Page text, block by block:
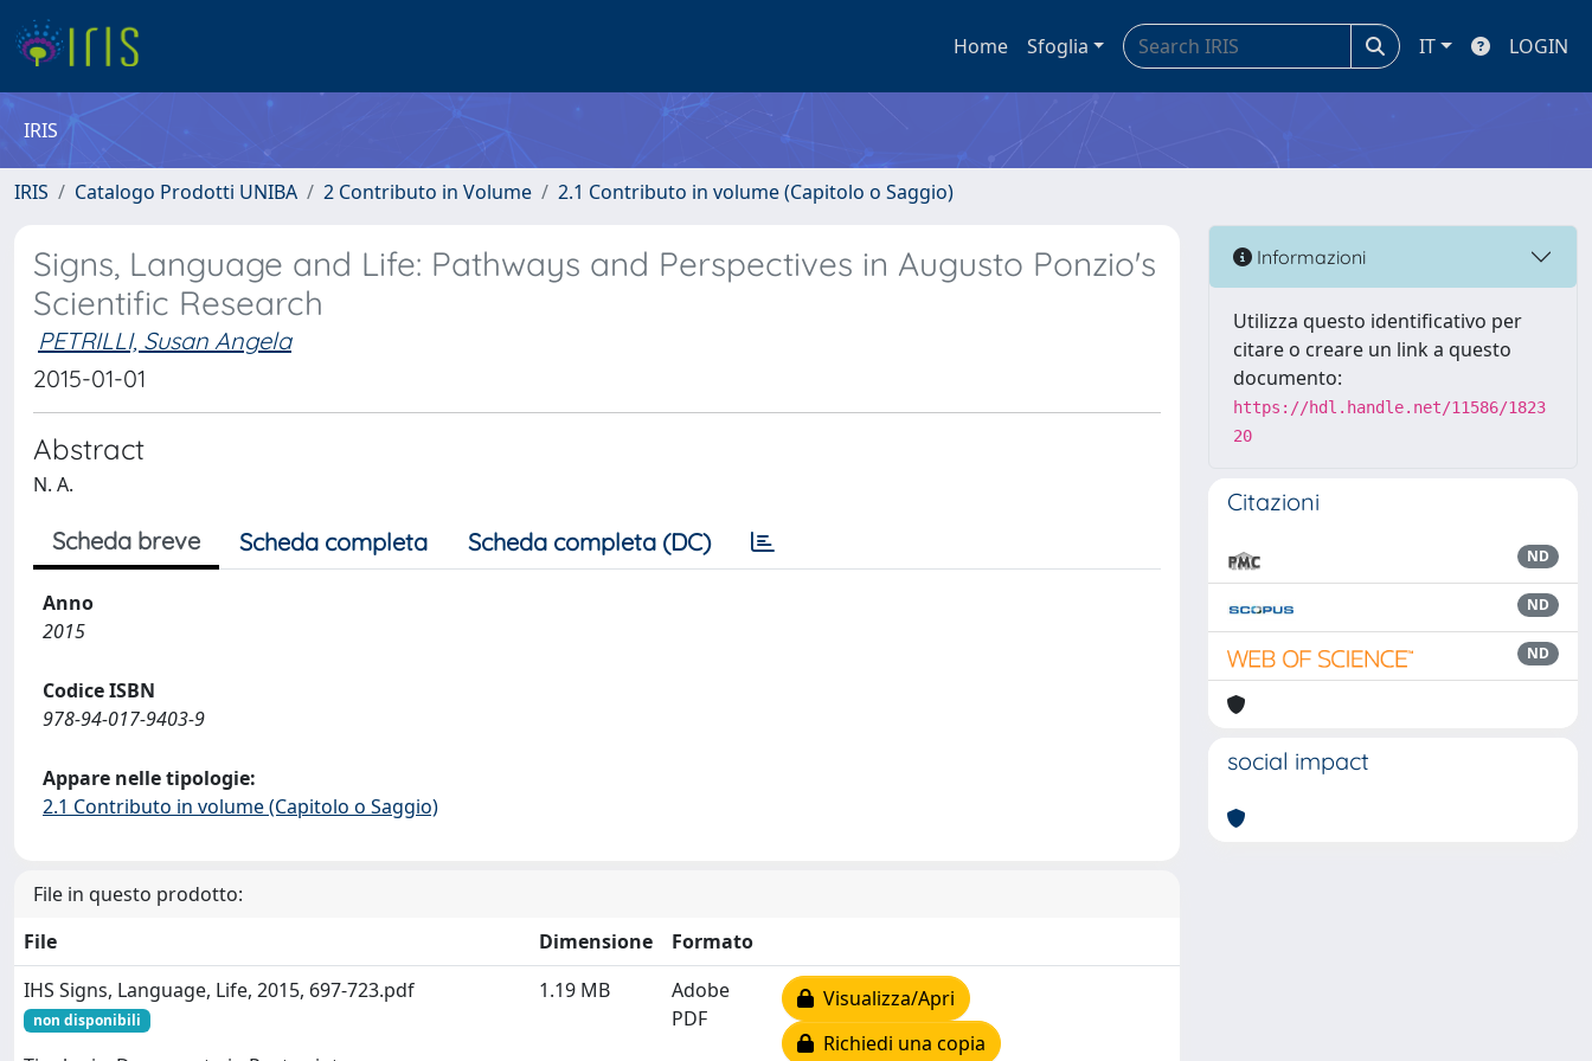
Home Sfoglia IT LOGIN
IRIS
IRIS Catalogo Prodotti UNIBA 2 Contributo in Volume 2.1 Contributo in volume (Capitolo o Saggio)
Signs, Language and Life: Pathways and Perspectives in Augusto Ponzio's
Scientific Research
PETRILLI, Susan Angela
2015-01-01
Abstract
N. A.
Scheda breve Scheda completa Scheda completa (DC)
Anno
2015
Codice ISBN
978-94-017-9403-9
Appare nelle tipologie:
2.1 Contributo in volume (Capitolo o Saggio)
File in questo prodotto:
File
Dimensione
Formato
IHS Signs, Language, Life, 2015, 697-723.pdf
non disponibili
1.19 MB
Adobe
PDF
Visualizza/Apri
Richiedi una copia
Informazioni
Utilizza questo identificativo per
citare o creare un link a questo
documento:
https://hdl.handle.net/11586/1823
20
Citazioni
ND
ND
ND
social impact